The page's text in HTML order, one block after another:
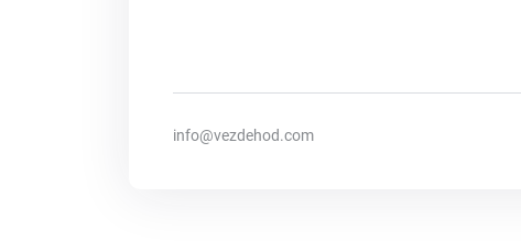
info@vezdehod.com